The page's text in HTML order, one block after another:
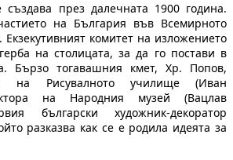
създава през далечната 1900 година.
на България във Всемирното
комитет на изложението
на столицата, за да го постави в
Бързо тогавашния кмет, Хр. Попов,
на Рисувалното училище (Иван
на Народния музей (Вацлав
български художник-декоратор
разказва как се е родила идеята за